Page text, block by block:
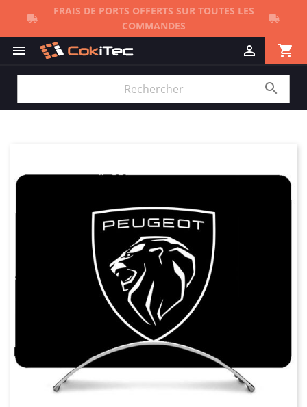
FRAIS DE PORTS OFFERTS SUR TOUTES LES
COMMANDES
 shopping_cart

